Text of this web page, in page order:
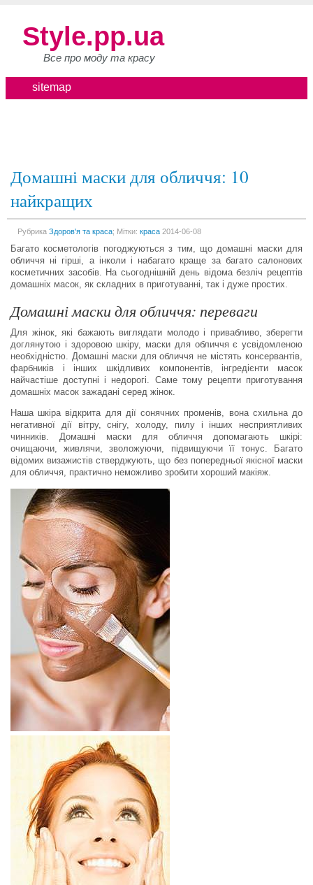
Style.pp.ua
Все про моду та красу
sitemap
Домашні маски для обличчя: 10
найкращих
Рубрика Здоров'я та краса; Мітки: краса 2014-06-08
Багато косметологів погоджуються з тим, що домашні маски для
обличчя ні гірші, а інколи і набагато краще за багато салонових
косметичних засобів. На сьогоднішній день відома безліч рецептів
домашніх масок, як складних в приготуванні, так і дуже простих.
Домашні маски для обличчя: переваги
Для жінок, які бажають виглядати молодо і привабливо, зберегти
доглянутою і здоровою шкіру, маски для обличчя є усвідомленою
необхідністю. Домашні маски для обличчя не містять консервантів,
фарбників і інших шкідливих компонентів, інгредієнти масок
найчастіше доступні і недорогі. Саме тому рецепти приготування
домашніх масок зажадані серед жінок.
Наша шкіра відкрита для дії сонячних променів, вона схильна до
негативної дії вітру, снігу, холоду, пилу і інших несприятливих
чинників. Домашні маски для обличчя допомагають шкірі:
очищаючи, живлячи, зволожуючи, підвищуючи її тонус. Багато
відомих визажистів стверджують, що без попередньої якісної маски
для обличчя, практично неможливо зробити хороший макіяж.